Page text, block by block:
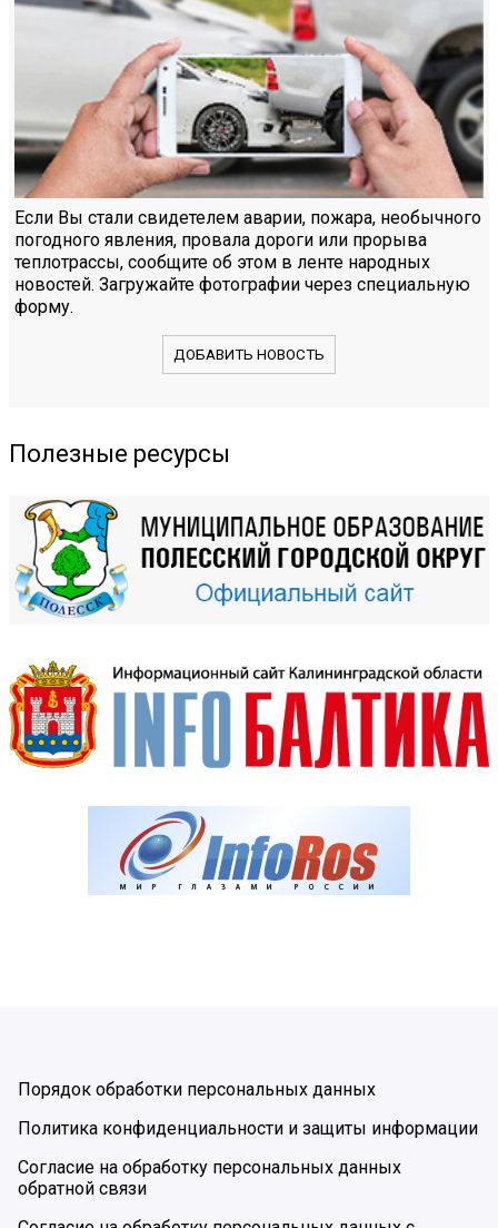
Если Вы стали свидетелем аварии, пожара, необычного
погодного явления, провала дороги или прорыва
теплотрассы, сообщите об этом в ленте народных
новостей. Загружайте фотографии через специальную
форму.
ДОБАВИТЬ НОВОСТЬ
Полезные ресурсы
Порядок обработки персональных данных
Политика конфиденциальности и защиты информации
Согласие на обработку персональных данных
обратной связи